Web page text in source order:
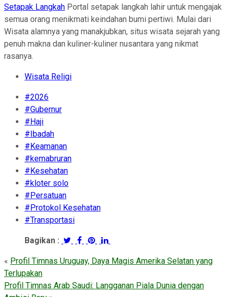
Setapak Langkah Portal setapak langkah lahir untuk mengajak
semua orang menikmati keindahan bumi pertiwi. Mulai dari
Wisata alamnya yang manakjubkan, situs wisata sejarah yang
penuh makna dan kuliner-kuliner nusantara yang nikmat
rasanya.
Wisata Religi
#2026
#Gubernur
#Haji
#Ibadah
#Keamanan
#kemabruran
#Kesehatan
#kloter solo
#Persatuan
#Protokol Kesehatan
#Transportasi
Bagikan :
« Profil Timnas Uruguay, Daya Magis Amerika Selatan yang
Terlupakan
Profil Timnas Arab Saudi: Langganan Piala Dunia dengan